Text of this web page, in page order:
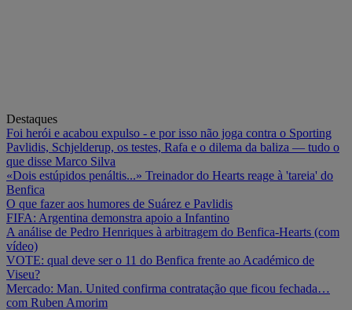
Destaques
Foi herói e acabou expulso - e por isso não joga contra o Sporting
Pavlidis, Schjelderup, os testes, Rafa e o dilema da baliza — tudo o
que disse Marco Silva
«Dois estúpidos penáltis...» Treinador do Hearts reage à 'tareia' do
Benfica
O que fazer aos humores de Suárez e Pavlidis
FIFA: Argentina demonstra apoio a Infantino
A análise de Pedro Henriques à arbitragem do Benfica-Hearts (com
vídeo)
VOTE: qual deve ser o 11 do Benfica frente ao Académico de
Viseu?
Mercado: Man. United confirma contratação que ficou fechada…
com Ruben Amorim